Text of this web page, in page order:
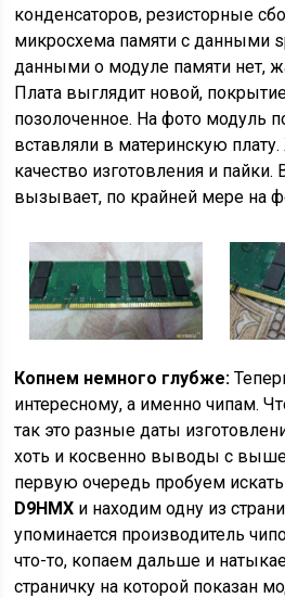
конденсаторов, резисторные
микросхема памяти с данными
данными о модуле памяти нет,
Плата выглядит новой,
позолоченное. На фото модуль
вставляли в материнскую
качество изготовления и пайки.
вызывает, по крайней мере на
Копнем немного глубже:
интересному, а именно чипам.
так это разные даты
хоть и косвенно выводы с
первую очередь пробуем
D9HMX и находим одну из
упоминается производитель
что-то, копаем дальше и
страничку на которой показан